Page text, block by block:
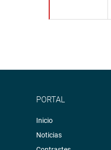
PORTAL
Inicio
Noticias